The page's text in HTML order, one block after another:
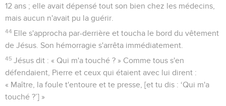
12 ans ; elle avait dépensé tout son bien chez les médecins,
mais aucun n'avait pu la guérir.
44 Elle s'approcha par-derrière et toucha le bord du vêtement
de Jésus. Son hémorragie s'arrêta immédiatement.
45 Jésus dit : « Qui m'a touché ? » Comme tous s'en
défendaient, Pierre et ceux qui étaient avec lui dirent :
« Maître, la foule t'entoure et te presse, [et tu dis : ‘Qui m'a
touché ?’] »